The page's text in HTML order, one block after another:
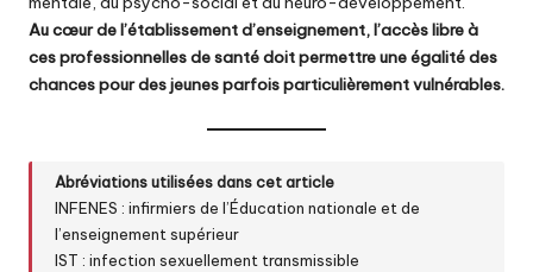
Au cœur de l’établissement d’enseignement, l’accès libre à
ces professionnelles de santé doit permettre une égalité des
chances pour des jeunes parfois particulièrement vulnérables.
Abréviations utilisées dans cet article
INFENES : infirmiers de l’Éducation nationale et de
l’enseignement supérieur
IST : infection sexuellement transmissible